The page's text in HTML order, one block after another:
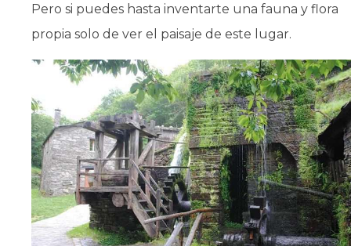
Pero si puedes hasta inventarte una fauna y flora
propia solo de ver el paisaje de este lugar.